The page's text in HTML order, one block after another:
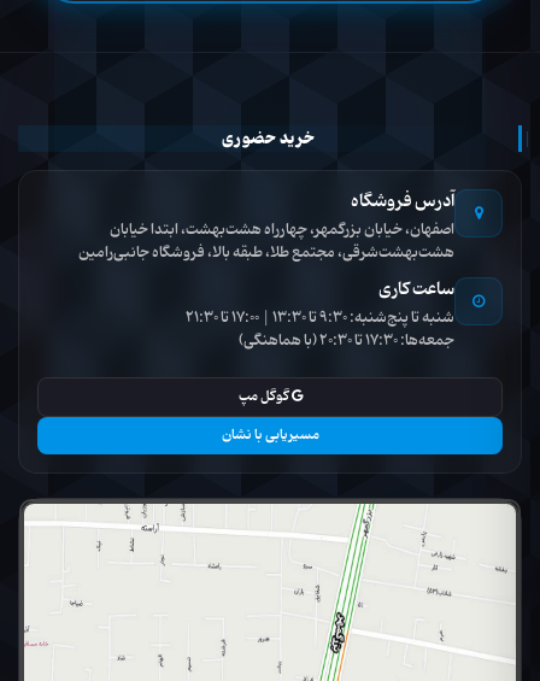
خرید حضوری
آدرس فروشگاه
اصفهان، خیابان بزرگمهر، چهارراه هشت‌بهشت، ابتدا خیابان
هشت‌بهشت‌شرقی، مجتمع طلا، طبقه بالا، فروشگاه جانبی‌رامین
ساعت کاری
شنبه تا پنج‌شنبه: 9:30 تا 13:30 | 17:00 تا 21:30
جمعه‌ها: 17:30 تا 20:30 (با هماهنگی)
گوگل مپ
مسیریابی با نشان